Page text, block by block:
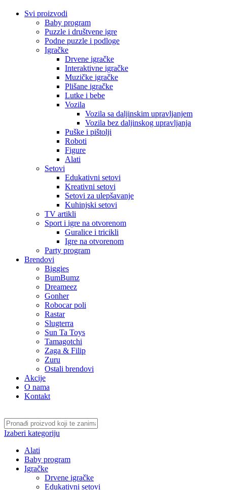
Svi proizvodi
Baby program
Puzzle i društvene igre
Podne puzzle i podloge
Igračke
Drvene igračke
Interaktivne igračke
Muzičke igračke
Plišane igračke
Lutke i bebe
Vozila
Vozila sa daljinskim upravljanjem
Vozila bez daljinskog upravljanja
Puške i pištolji
Roboti
Figure
Alati
Setovi
Edukativni setovi
Kreativni setovi
Setovi za ulepšavanje
Kuhinjski setovi
TV artikli
Sport i igre na otvorenom
Guralice i tricikli
Igre na otvorenom
Party program
Brendovi
Biggies
BumBumz
Dreameez
Gonher
Robocar poli
Rastar
Slugterra
Sun Ta Toys
Tamagotchi
Zaga & Filip
Zuru
Ostali brendovi
Akcije
O nama
Kontakt
Izaberi kategoriju
Alati
Baby program
Igračke
Drvene igračke
Edukativni setovi